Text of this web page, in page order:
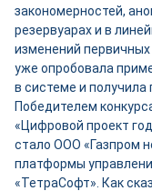
закономерностей,
резервуарах и в
изменений
уже опробовала
в системе и
Победителем
«Цифровой проект
стало ООО «Газпром
платформы
«ТетраСофт». Как